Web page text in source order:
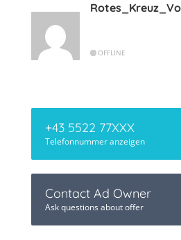
OFFLINE
+43 5522 77XXX
Telefonnummer anzeigen
Contact Ad Owner
Ask questions about offer